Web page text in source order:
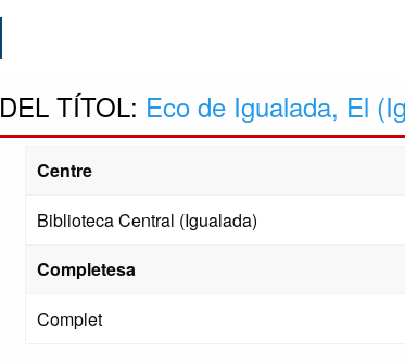
DEL TÍTOL: Eco de Igualada, El
Centre
Biblioteca Central (Igualada)
Completesa
Complet